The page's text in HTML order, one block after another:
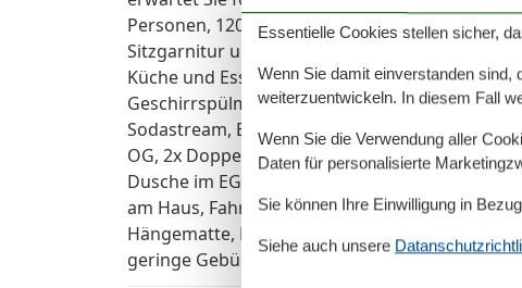
Personen, 120 m², Terrasse mit Holzfußboden
Sitzgarnitur und bequemer, großer Couch,
Küche und Essbereich, 4-Platten Ceranfeld,
Geschirrspülmaschine, Toaster, Wasserkocher,
Sodastream, Besteck, Geschirr und
OG, 2x Doppelbett, 1x zwei Einzelbetten, mit
Dusche im EG, 1x Tageslichtbad mit WC,
am Haus, Fahrradabstellmöglichkeiten am
Hängematte, Feuerplatz, Gasgrill ++
geringe Gebühr: Wäschepaket (Bettwäsche,
Essentielle Cookies stellen sicher,
Wenn Sie damit einverstanden sind,
weiterzuentwickeln. In diesem Fall
Wenn Sie die Verwendung aller
Daten für personalisierte
Sie können Ihre Einwilligung in
Siehe auch unsere